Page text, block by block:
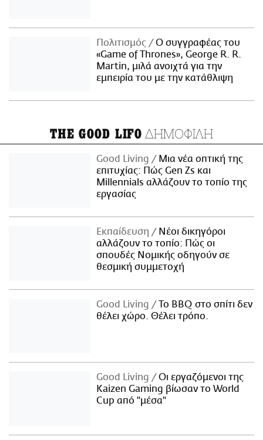
Πολιτισμός
Ο συγγραφέας του
«Game of Thrones», George R. R.
Martin, μιλά ανοιχτά για την
εμπειρία του με την κατάθλιψη
THE GOOD LIFO ΔΗΜΟΦΙΛΗ
Good Living
Μια νέα οπτική της
επιτυχίας: Πώς Gen Zs και
Millennials αλλάζουν το τοπίο της
εργασίας
Εκπαίδευση
Νέοι δικηγόροι
αλλάζουν το τοπίο: Πώς οι
σπουδές Νομικής οδηγούν σε
θεσμική συμμετοχή
Good Living
Το BBQ στο σπίτι δεν
θέλει χώρο. Θέλει τρόπο.
Good Living
Οι εργαζόμενοι της
Kaizen Gaming βίωσαν το World
Cup από "μέσα"